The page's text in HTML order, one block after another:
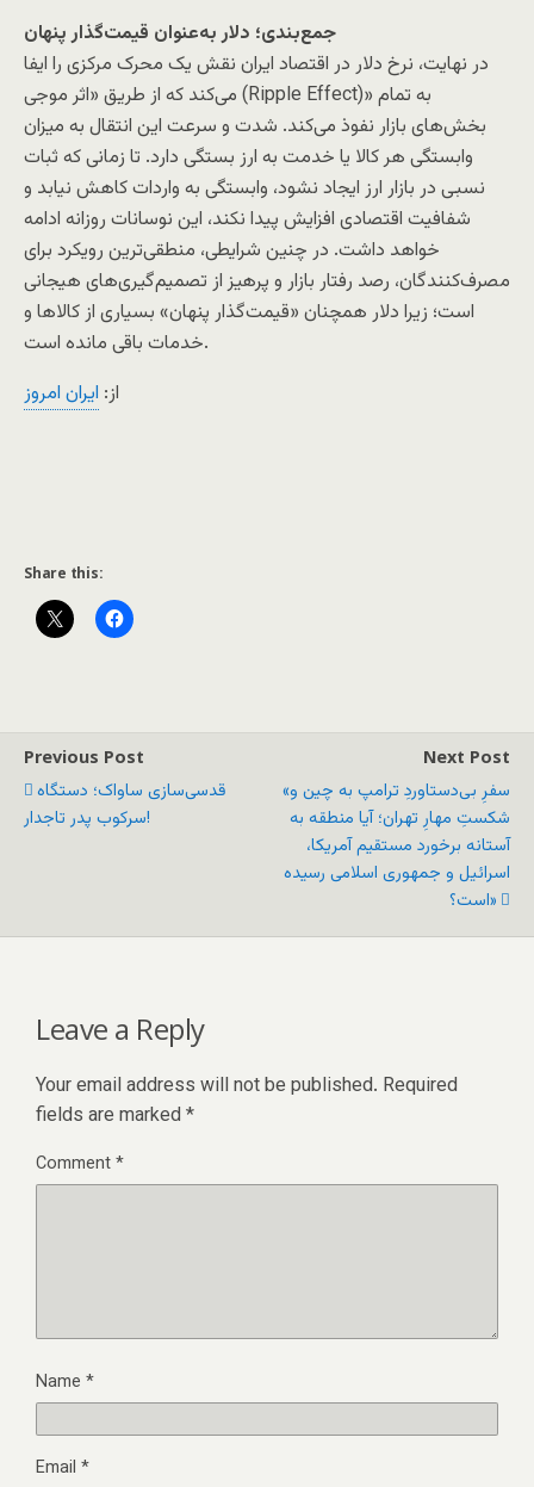
جمع‌بندی؛ دلار به‌عنوان قیمت‌گذار پنهان
در نهایت، نرخ دلار در اقتصاد ایران نقش یک محرک مرکزی را ایفا
می‌کند که از طریق «اثر موجی (Ripple Effect)» به تمام
بخش‌های بازار نفوذ می‌کند. شدت و سرعت این انتقال به میزان
وابستگی هر کالا یا خدمت به ارز بستگی دارد. تا زمانی که ثبات
نسبی در بازار ارز ایجاد نشود، وابستگی به واردات کاهش نیابد و
شفافیت اقتصادی افزایش پیدا نکند، این نوسانات روزانه ادامه
خواهد داشت. در چنین شرایطی، منطقی‌ترین رویکرد برای
مصرف‌کنندگان، رصد رفتار بازار و پرهیز از تصمیم‌گیری‌های هیجانی
است؛ زیرا دلار همچنان «قیمت‌گذار پنهان» بسیاری از کالاها و
خدمات باقی مانده است.
از: ايران امروز
Share this:
Previous Post
قدسی‌سازی ساواک؛ دستگاه
سرکوب پدر تاجدار!
Next Post
«سفرِ بی‌دستاوردِ ترامپ به چین و
شکستِ مهارِ تهران؛ آیا منطقه به
آستانه برخورد مستقیم آمریکا،
اسرائیل و جمهوری اسلامی رسیده
است؟»
Leave a Reply
Your email address will not be published. Required
fields are marked *
Comment*
Name *
Email *